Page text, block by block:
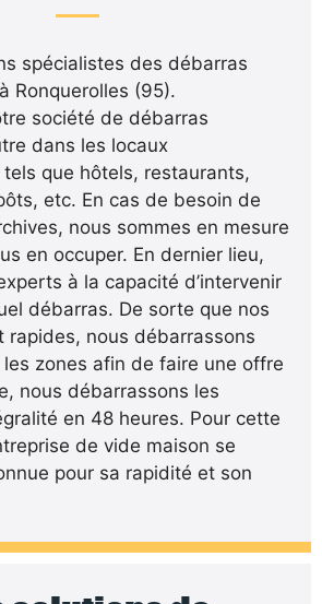
spécialistes des débarras
Ronquerolles (95).
société de débarras
dans les locaux
que hôtels, restaurants,
etc. En cas de besoin de
nous sommes en mesure
en occuper. En dernier lieu,
à la capacité d’intervenir
débarras. De sorte que nos
rapides, nous débarrassons
zones afin de faire une offre
nous débarrassons les
en 48 heures. Pour cette
de vide maison se
pour sa rapidité et son